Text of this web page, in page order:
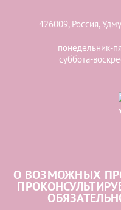
426009, Россия,
понедельник-
суббота-
О ВОЗМОЖНЫХ